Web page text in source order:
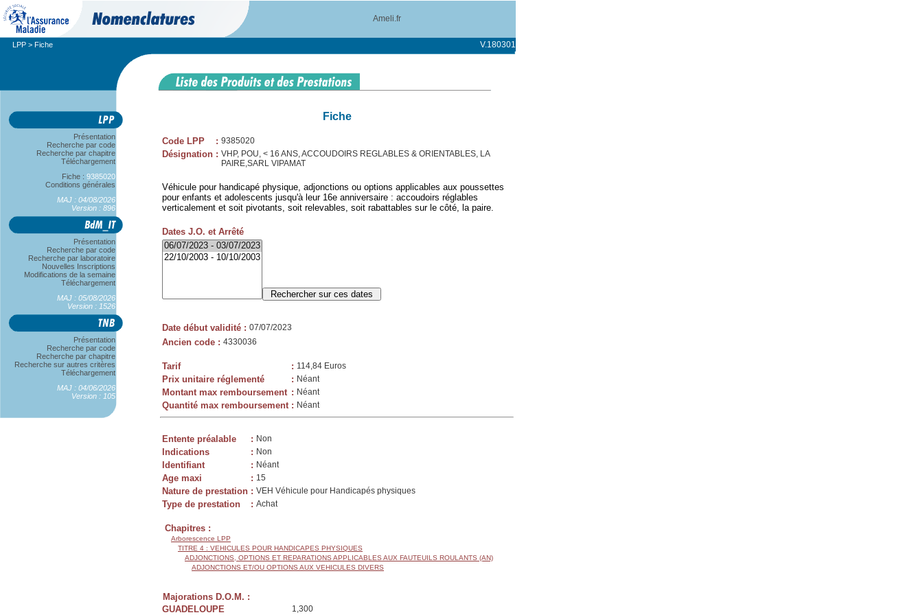
Ameli.fr
LPP > Fiche V.180301
Présentation
Recherche par code
Recherche par chapitre
Téléchargement
Fiche : 9385020
Conditions générales
MAJ : 04/08/2026
Version : 896
Présentation
Recherche par code
Recherche par laboratoire
Nouvelles Inscriptions
Modifications de la semaine
Téléchargement
MAJ : 05/08/2026
Version : 1526
Présentation
Recherche par code
Recherche par chapitre
Recherche sur autres critères
Téléchargement
MAJ : 04/06/2026
Version : 105
Fiche
Code LPP : 9385020
Désignation : VHP, POU, < 16 ANS, ACCOUDOIRS REGLABLES & ORIENTABLES, LA
PAIRE,SARL VIPAMAT
Véhicule pour handicapé physique, adjonctions ou options applicables aux poussettes
pour enfants et adolescents jusqu'à leur 16e anniversaire : accoudoirs réglables
verticalement et soit pivotants, soit relevables, soit rabattables sur le côté, la paire.
Dates J.O. et Arrêté
Date début validité : 07/07/2023
Ancien code : 4330036
Tarif : 114,84 Euros
Prix unitaire réglementé : Néant
Montant max remboursement : Néant
Quantité max remboursement : Néant
Entente préalable : Non
Indications : Non
Identifiant : Néant
Age maxi : 15
Nature de prestation : VEH Véhicule pour Handicapés physiques
Type de prestation : Achat
Chapitres :
Arborescence LPP
TITRE 4 : VEHICULES POUR HANDICAPES PHYSIQUES
ADJONCTIONS, OPTIONS ET REPARATIONS APPLICABLES AUX FAUTEUILS ROULANTS (AN)
ADJONCTIONS ET/OU OPTIONS AUX VEHICULES DIVERS
Majorations D.O.M. :
GUADELOUPE
1,300